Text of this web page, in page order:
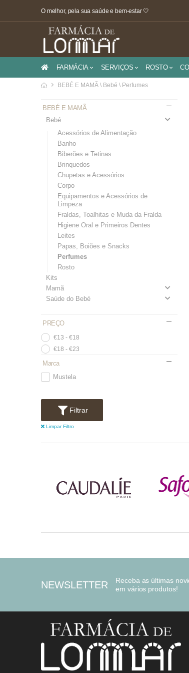
O melhor, pela sua saúde e bem-estar 🤍
FARMÁCIA SERVIÇOS ROSTO
BEBÉ E MAMÃ \ Bebé \ Perfumes
BEBÉ E MAMÃ
Bebé
Acessórios de Alimentação
Banho
Biberões e Tetinas
Brinquedos
Chupetas e Acessórios
Corpo
Equipamentos e Acessórios de
Limpeza
Fraldas, Toalhitas e Muda da Fralda
Higiene Oral e Primeiros Dentes
Leites
Papas, Boiões e Snacks
Perfumes
Rosto
Kits
Mamã
Saúde do Bebé
PREÇO
€13 - €18
€18 - €23
Marca
Mustela
Filtrar
Limpar Filtro
NEWSLETTER
Receba as últimas
em vários produtos!